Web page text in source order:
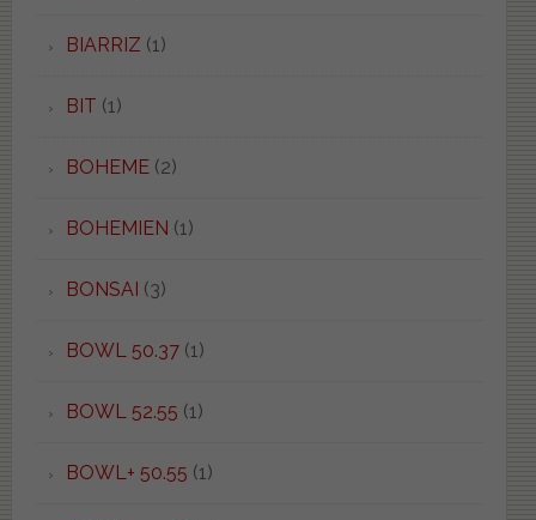
BIARRIZ (1)
BIT (1)
BOHEME(2)
BOHEMIEN (1)
BONSAI (3)
BOWL 50.37(1)
BOWL 52.55 (1)
BOWL+ 50.55 (1)